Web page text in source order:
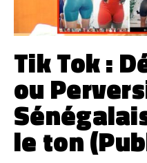
Tik Tok :
ou
le ton